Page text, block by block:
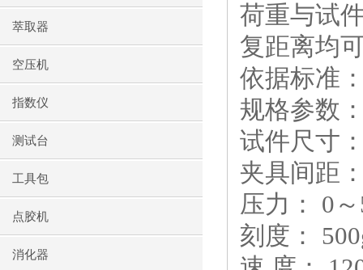
萃取器
空压机
指数仪
测试台
工具包
点胶机
消化器
荷重与试
复距离均
依据标准
规格参数
试件尺寸
夹具间距
压力： 0
刻度：